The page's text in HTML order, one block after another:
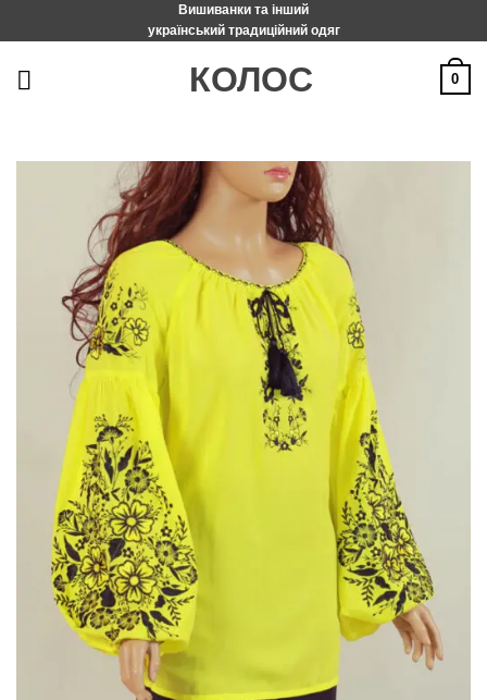
Вишиванки та інший
український традиційний одяг
КОЛОС 0